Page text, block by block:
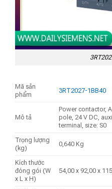
Mã sản
phẩm
3RT2027-1BB40
Mô tả
Power contactor,
pole, 24 V DC,
terminal, size: S0
Trọng lượng
(kg)
0,640 Kg
Kích thước
đóng gói (W
x L x H)
54,00 x 92,00 x